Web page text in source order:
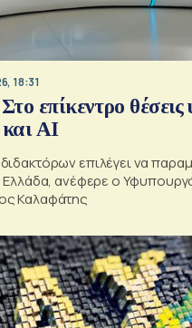
18:31
επίκεντρο θέσεις
και AI
επιλέγει να
Ελλάδα, ανέφερε ο
Καλαφάτης